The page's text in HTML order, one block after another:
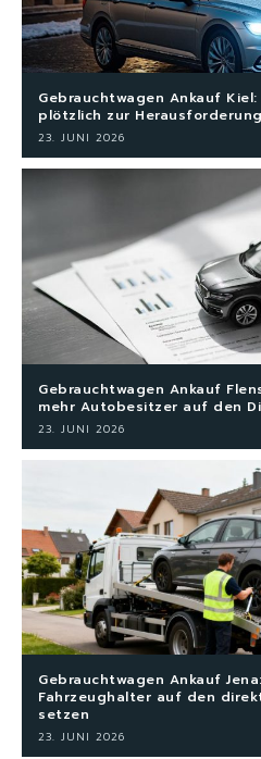
Gebrauchtwagen Ankauf
plötzlich zur
23. JUNI 2026
Gebrauchtwagen Ankauf
mehr Autobesitzer auf den
23. JUNI 2026
Gebrauchtwagen Ankauf
Fahrzeughalter auf den
setzen
23. JUNI 2026